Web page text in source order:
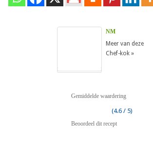
NM
Meer van deze
Chef-kok »
Gemiddelde waardering
(4.6 / 5)
Beoordeel dit recept